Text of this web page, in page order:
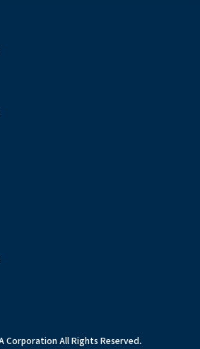
Corporation All Rights Reserved.